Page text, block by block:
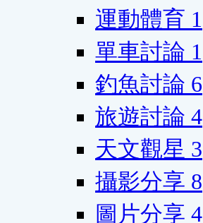
運動體育 1
單車討論 1
釣魚討論 6
旅遊討論 4
天文觀星 3
攝影分享 8
圖片分享 4